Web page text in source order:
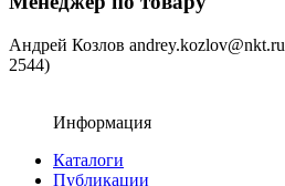
Андрей Козлов andrey.kozlov@nkt.ru
2544)
Информация
Каталоги
Публикации